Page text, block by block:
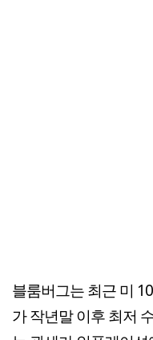
블룸버그는 최근 미
가 작년말 이후 최저